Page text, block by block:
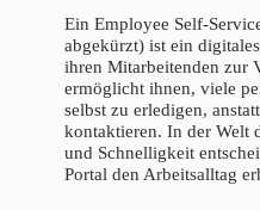
Ein Employee Self-
abgekürzt) ist ein
ihren Mitarbeitenden zur
ermöglicht ihnen, viele
selbst zu erledigen,
kontaktieren. In der Welt
und Schnelligkeit
Portal den Arbeitsalltag